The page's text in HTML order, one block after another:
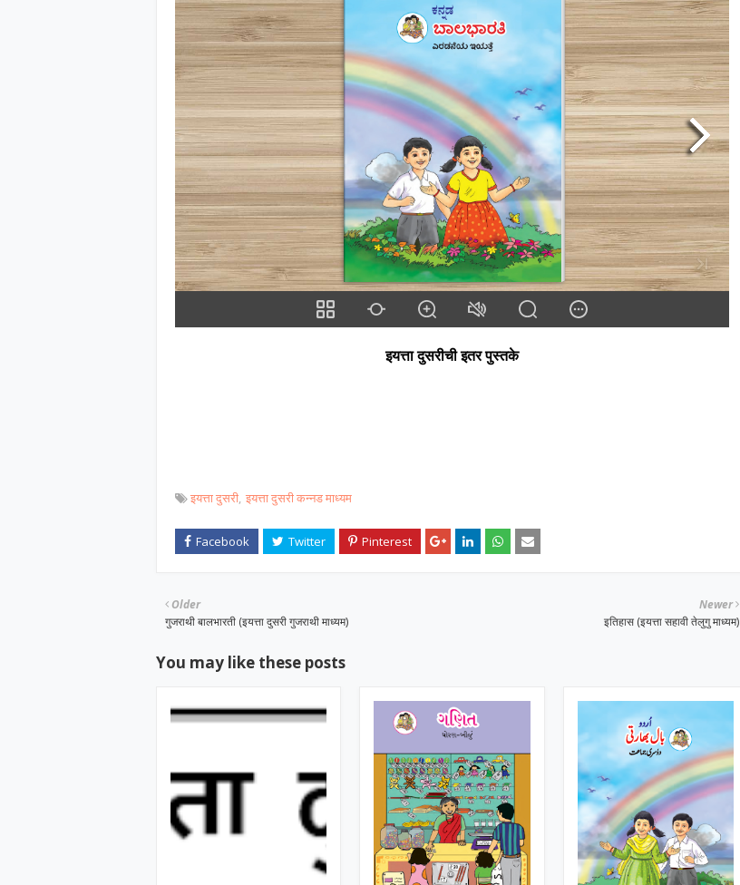
इयत्ता दुसरीची इतर पुस्तके
इयत्ता दुसरी इयत्ता दुसरी कन्नड माध्यम
Newer
इतिहास (इयत्ता सहावी तेलुगु माध्यम)
Older
गुजराथी बालभारती (इयत्ता दुसरी गुजराथी माध्यम)
You may like these posts